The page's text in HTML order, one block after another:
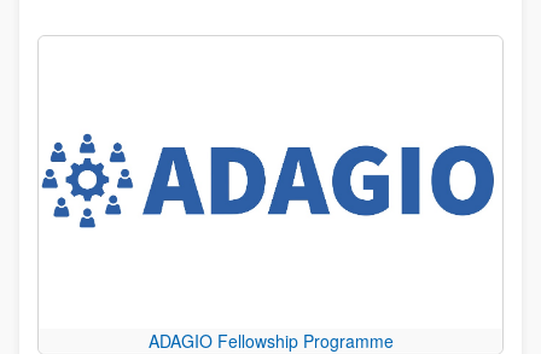
ADAGIO Fellowship Programme